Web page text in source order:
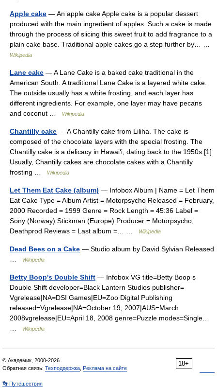
Apple cake — An apple cake Apple cake is a popular dessert
produced with the main ingredient of apples. Such a cake is made
through the process of slicing this sweet fruit to add fragrance to a
plain cake base. Traditional apple cakes go a step further by… …
Wikipedia
Lane cake — A Lane Cake is a baked cake traditional in the
American South. A traditional Lane Cake is a layered white cake.
The outside usually has a white frosting, and each layer has
different ingredients. For example, one layer may have pecans
and coconut …
Wikipedia
Chantilly cake — A Chantilly cake from Liliha. The cake is
composed of the chocolate layers with the special frosting. The
Chantilly cake is a delicacy in Hawaiʻi, dating back to the 1950s.[1]
Usually, Chantilly cakes are chocolate cakes with a Chantilly
frosting …
Wikipedia
Let Them Eat Cake (album) — Infobox Album | Name = Let Them
Eat Cake Type = Album Artist = Motorpsycho Released = February,
2000 Recorded = 1999 Genre = Rock Length = 45:36 Label =
Sony (Norway) Stickman (Europe) Producer = Motorpsycho,
Deathprod Reviews = Last album =… …
Wikipedia
Dead Bees on a Cake — Studio album by David Sylvian Released
Wikipedia
Betty Boop's Double Shift — Infobox VG title=Betty Boop s
Double Shift developer=Black Lantern Studios publisher=
Vgrelease|NA=DSI Games|EU=Zoo Digital Publishing
released=Vgrelease|NA=October 19, 2007|AUS=March
2008vgrelease|EU=April 18, 2008 genre=Puzzle modes=Single…
Wikipedia
18+
© Академик, 2000-2026
Обратная связь: Техподдержка Реклама на сайте
👣 Путешествия